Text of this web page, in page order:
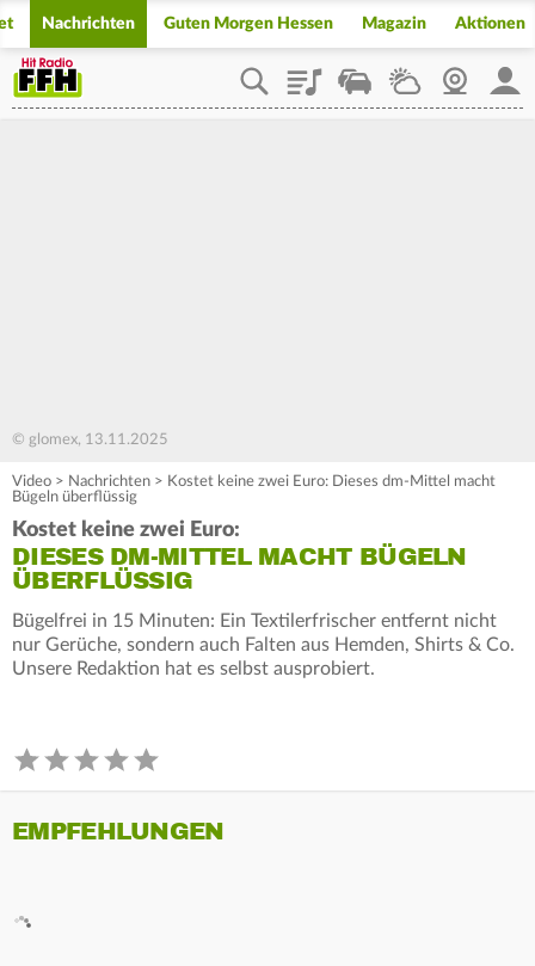
Nachrichten Guten Morgen Hessen Magazin Aktionen
PlaylistStaupilotWetterWebcam
© glomex, 13.11.2025
Video > Nachrichten > Kostet keine zwei Euro: Dieses dm-Mittel macht
Bügeln überflüssig
Kostet keine zwei Euro:
DIESES DM-MITTEL MACHT BÜGELN
ÜBERFLÜSSIG
Bügelfrei in 15 Minuten: Ein Textilerfrischer entfernt nicht
nur Gerüche, sondern auch Falten aus Hemden, Shirts & Co.
Unsere Redaktion hat es selbst ausprobiert.
EMPFEHLUNGEN